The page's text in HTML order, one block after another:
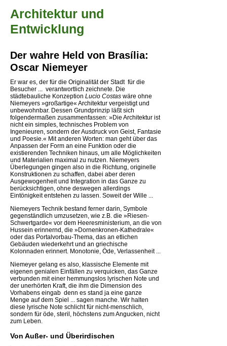
Architektur und
Entwicklung
Der wahre Held von Brasília:
Oscar Niemeyer
Er war es, der für die Originalität der Stadt  für die
Besucher ...  verantwortlich zeichnete. Die
städtebauliche Konzeption Lucio Costas wäre ohne
Niemeyers »großartige« Architektur vergeistigt und
unbewohnbar. Dessen Grundprinzip läßt sich
folgendermaßen zusammenfassen: »Die Architektur ist
nicht ein simples, technisches Problem von
Ingenieuren, sondern der Ausdruck von Geist, Fantasie
und Poesie.« Mit anderen Worten: man geht über das
Anpassen der Form an eine Funktion oder die
existierenden Techniken hinaus, um alle Möglichkeiten
und Materialien maximal zu nutzen. Niemeyers
Überlegungen gingen also in die Richtung, originelle
Konstruktionen zu schaffen, dabei aber deren
Ausgewogenheit und Integration in das Ganze zu
berücksichtigen, ohne deswegen allerdings
Eintönigkeit entstehen zu lassen. Soweit der Wille ...
Niemeyers Technik bestand ferner darin, Symbole
gegenständlich umzusetzen, wie z.B. die »Riesen-
Schwertgarde« vor dem Heeresministerium, an die von
Hussein erinnernd, die »Dornenkronen-Kathedrale«
oder das Portalvorbau-Thema, das an etlichen
Gebäuden wiederkehrt und an griechische
Kolonnaden erinnert. Monotonie, Öde, Verlassenheit ...
Niemeyer gelang es also, klassische Elemente mit
eigenen genialen Einfällen zu verquicken, das Ganze
verbunden mit einer hemmungslos lyrischen Note und
der unerhörten Kraft, die ihm die Dimension des
Vorhabens eingab  denn es stand ja eine ganze
Menge auf dem Spiel ... sagen manche. Wir halten
diese lyrische Note schlicht für nicht-menschlich,
sondern für öde, steril, höchstens zum Angucken, nicht
zum Leben.
Von Außer- und Überirdischen